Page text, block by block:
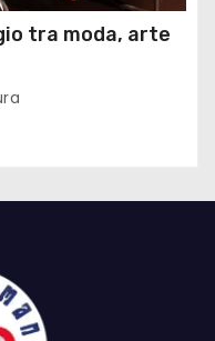
tra moda, arte